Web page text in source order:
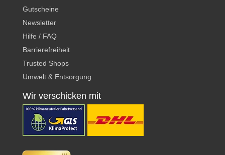
Gutscheine
Newsletter
Hilfe / FAQ
Barrierefreiheit
Trusted Shops
Umwelt & Entsorgung
Wir verschicken mit